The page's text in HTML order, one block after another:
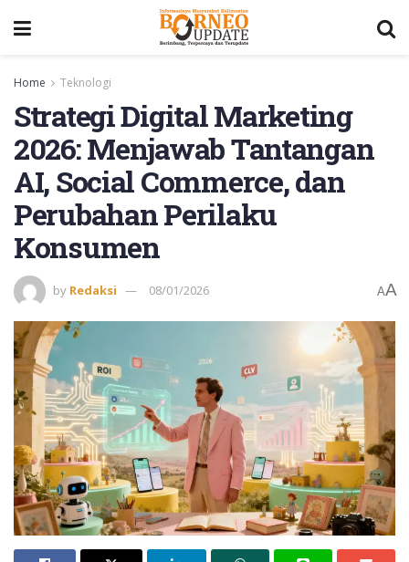
Home Teknologi
Strategi Digital Marketing
2026: Menjawab Tantangan
AI, Social Commerce, dan
Perubahan Perilaku
Konsumen
by Redaksi 08/01/2026 AA